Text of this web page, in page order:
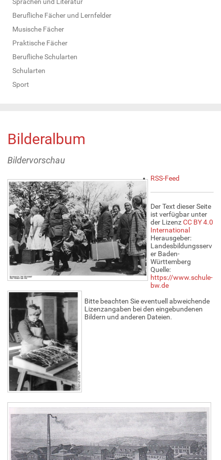
Berufliche Fächer und Lernfelder
Musische Fächer
Praktische Fächer
Berufliche Schularten
Schularten
Sport
Bilderalbum
Bildervorschau
A
r
t
e
o
e
RSS-Feed
Der Text dieser Seite
ist verfügbar unter
der LizenzCC BY 4.0
International
Herausgeber:
Landesbildungsserv
er Baden-
Württemberg
Quelle:
https://www.schule-
bw.de
Bitte beachten Sie eventuell abweichende
Lizenzangaben bei den eingebundenen
Bildern und anderen Dateien.